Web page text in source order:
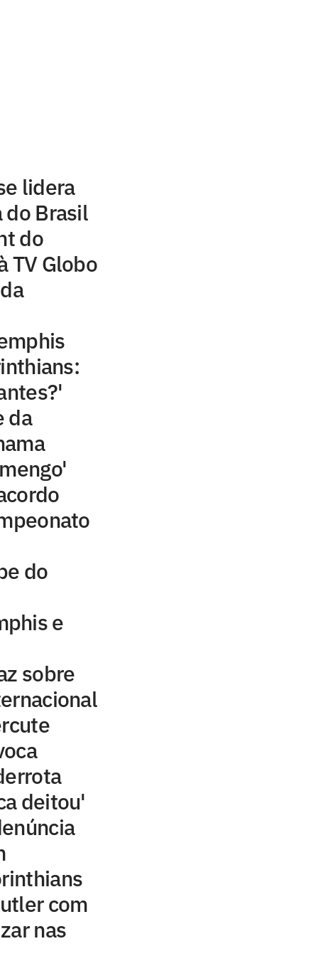
lidera
do Brasil
do
TV Globo
da
do
e
sobre
deitou'
com
nas